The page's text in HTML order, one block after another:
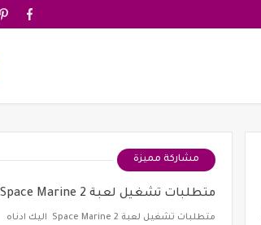
مشاركة مميزة
متطلبات تشغيل لعبة Space Marine 2
متطلبات تشغيل لعبة Space Marine 2 اليك ادناه